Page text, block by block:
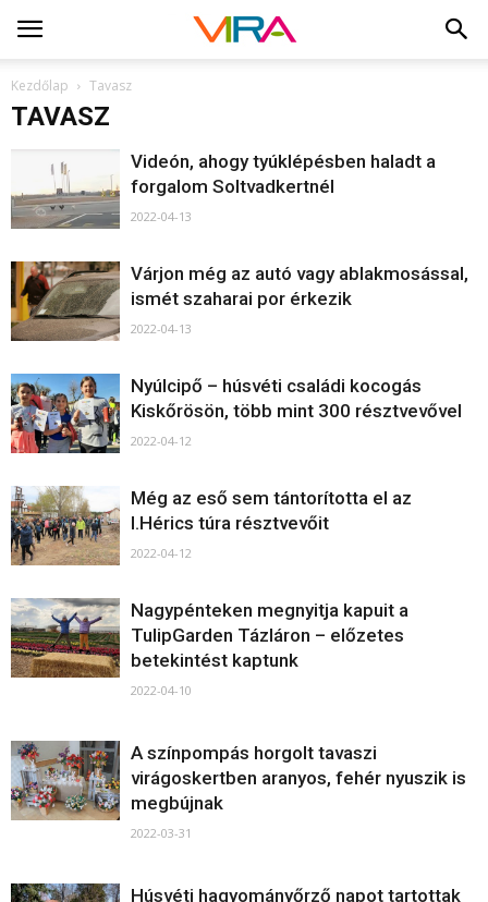
Kezdőlap Tavasz
TAVASZ
Videón, ahogy tyúklépésben haladt a
forgalom Soltvadkertnél
2022-04-13
Várjon még az autó vagy ablakmosással,
ismét szaharai por érkezik
2022-04-13
Nyúlcipő – húsvéti családi kocogás
Kiskőrösön, több mint 300 résztvevővel
2022-04-12
Még az eső sem tántorította el az
I.Hérics túra résztvevőit
2022-04-12
Nagypénteken megnyitja kapuit a
TulipGarden Tázláron – előzetes
betekintést kaptunk
2022-04-10
A színpompás horgolt tavaszi
virágoskertben aranyos, fehér nyuszik is
megbújnak
2022-03-31
Húsvéti hagyományőrző napot tartottak